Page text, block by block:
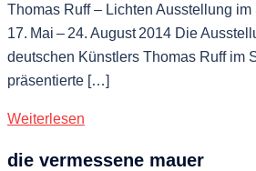
Thomas Ruff – Lichten Ausstellung im
17. Mai – 24. August 2014 Die
deutschen Künstlers Thomas Ruff im
präsentierte […]
Weiterlesen
die vermessene mauer